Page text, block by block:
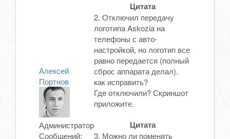
Алексей
Портнов
Администратор
Сообщений:
Цитата
2. Отключил передачу
логотипа Askozia на
телефоны с авто-
настройкой, но логотип все
равно передается (полный
сброс аппарата делал).
как исправить?
Где отключили? Скриншот
приложите.
Цитата
3. Можно ли поменять